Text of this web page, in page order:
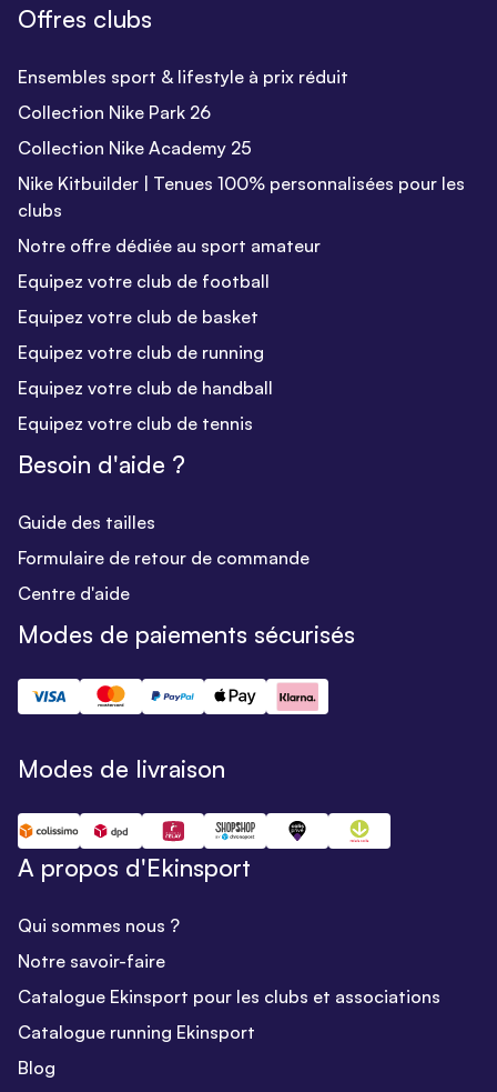
Offres clubs
Ensembles sport & lifestyle à prix réduit
Collection Nike Park 26
Collection Nike Academy 25
Nike Kitbuilder | Tenues 100% personnalisées pour les
clubs
Notre offre dédiée au sport amateur
Equipez votre club de football
Equipez votre club de basket
Equipez votre club de running
Equipez votre club de handball
Equipez votre club de tennis
Besoin d'aide ?
Guide des tailles
Formulaire de retour de commande
Centre d'aide
Modes de paiements sécurisés
Modes de livraison
A propos d'Ekinsport
Qui sommes nous ?
Notre savoir-faire
Catalogue Ekinsport pour les clubs et associations
Catalogue running Ekinsport
Blog